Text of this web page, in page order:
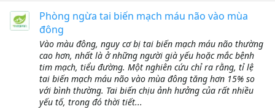
Phòng ngừa tai biến mạch máu não vào mùa
đông
Vào màu đông, nguy cơ bị tai biến mạch máu não thường
cao hơn, nhất là ở những người già yếu hoặc mắc bệnh
tim mạch, tiểu đường. Một nghiên cứu chỉ ra rằng, tỉ lệ
tai biến mạch máu não vào mùa đông tăng hơn 15% so
với bình thường. Tai biến chịu ảnh hưởng của rất nhiều
yếu tố, trong đó thời tiết...